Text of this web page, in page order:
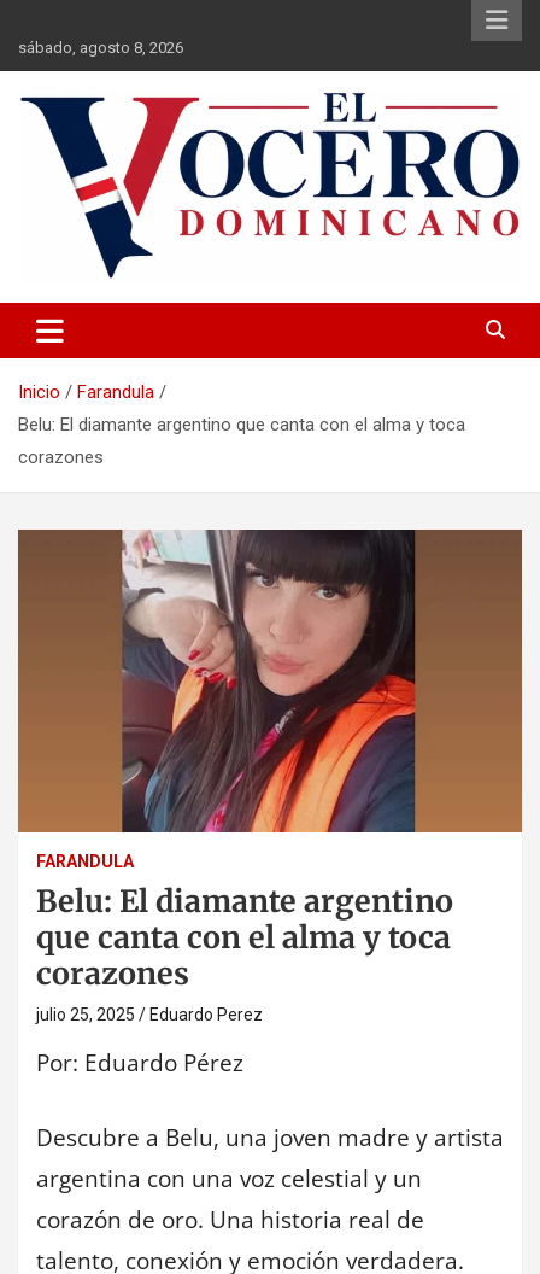
contenido
sábado, agosto 8, 2026
El Vocero Dominicano
Inicio
Farandula
Belu: El diamante argentino que canta con el alma y toca
corazones
FARANDULA
Belu: El diamante argentino
que canta con el alma y toca
corazones
julio 25, 2025 Eduardo Perez
Por: Eduardo Pérez
Descubre a Belu, una joven madre y artista
argentina con una voz celestial y un
corazón de oro. Una historia real de
talento, conexión y emoción verdadera.